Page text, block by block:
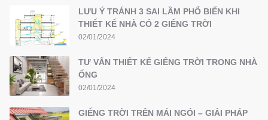
LƯU Ý TRÁNH 3 SAI LẦM PHỔ BIẾN KHI
THIẾT KẾ NHÀ CÓ 2 GIẾNG TRỜI
02/01/2024
TƯ VẤN THIẾT KẾ GIẾNG TRỜI TRONG NHÀ
ỐNG
02/01/2024
GIẾNG TRỜI TRÊN MÁI NGÓI – GIẢI PHÁP